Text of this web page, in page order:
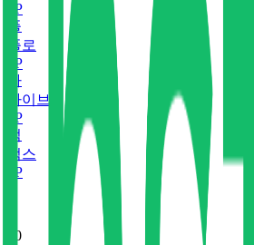
P
플
플로
P
바
바이브
P
벅
벅스
P
0